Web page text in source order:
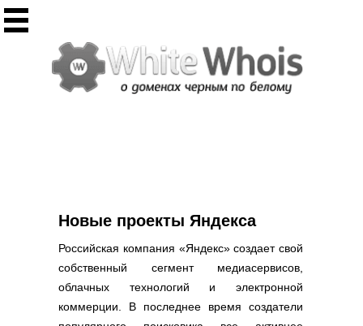
Инструменты
Массовый Whois
Регистрация домена
CHMOD калькулятор
Полезное
Новости о доменах
Статьи о доменах
Новые проекты Яндекса
Российская компания «Яндекс» создает свой
собственный сегмент медиасервисов,
облачных технологий и электронной
коммерции. В последнее время создатели